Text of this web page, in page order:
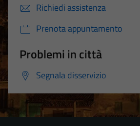
Richiedi assistenza
Prenota appuntamento
Problemi in città
Segnala disservizio